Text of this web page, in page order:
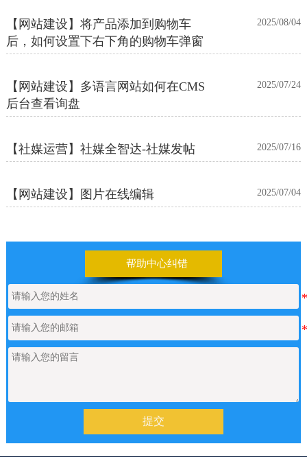
【网站建设】将产品添加到购物车
后，如何设置下右下角的购物车弹窗
2025/08/04
【网站建设】多语言网站如何在CMS
后台查看询盘
2025/07/24
【社媒运营】社媒全智达-社媒发帖 2025/07/16
【网站建设】图片在线编辑 2025/07/04
帮助中心纠错
提交